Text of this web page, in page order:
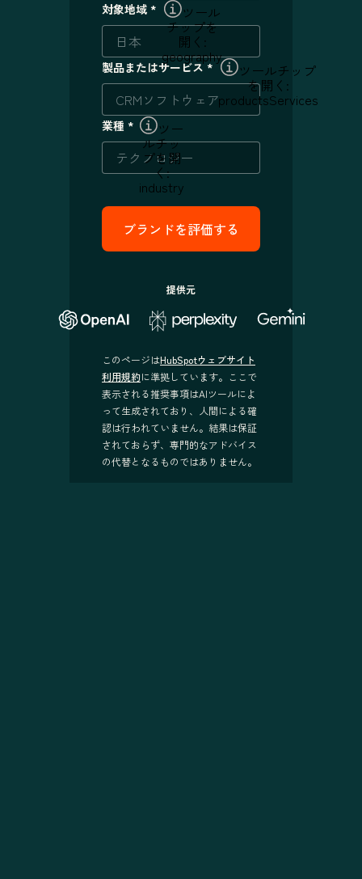
対象地域 * ツール
チップを
開く:
geography
製品またはサービス * ツールチップ
を開く:
productsServices
業種 * ツー
ルチッ
プを開
く:
industry
提供元
このページはHubSpotウェブサイト
利用規約に準拠しています。ここで
表示される推奨事項はAIツールによ
って生成されており、人間による確
認は行われていません。結果は保証
されておらず、専門的なアドバイス
の代替となるものではありません。